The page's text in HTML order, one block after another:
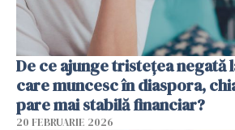
De ce ajunge tristețea negată
care muncesc în diaspora,
pare mai stabilă financiar?
20 FEBRUARIE 2026